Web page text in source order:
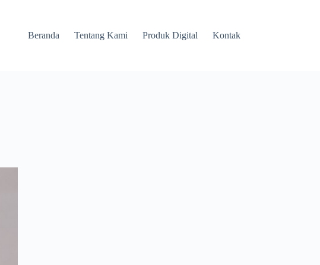
Beranda Tentang Kami Produk Digital Kontak